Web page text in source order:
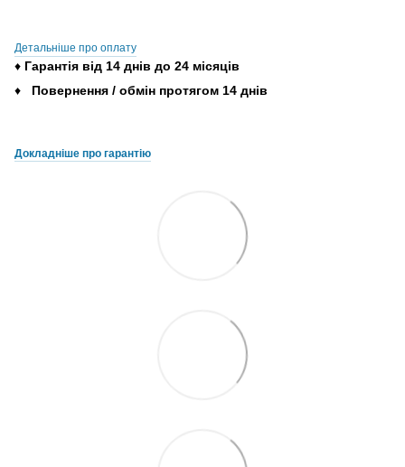
Детальніше про оплату
♦ Гарантія від 14 днів до 24 місяців
♦ Повернення / обмін протягом 14 днів
Докладніше про гарантію